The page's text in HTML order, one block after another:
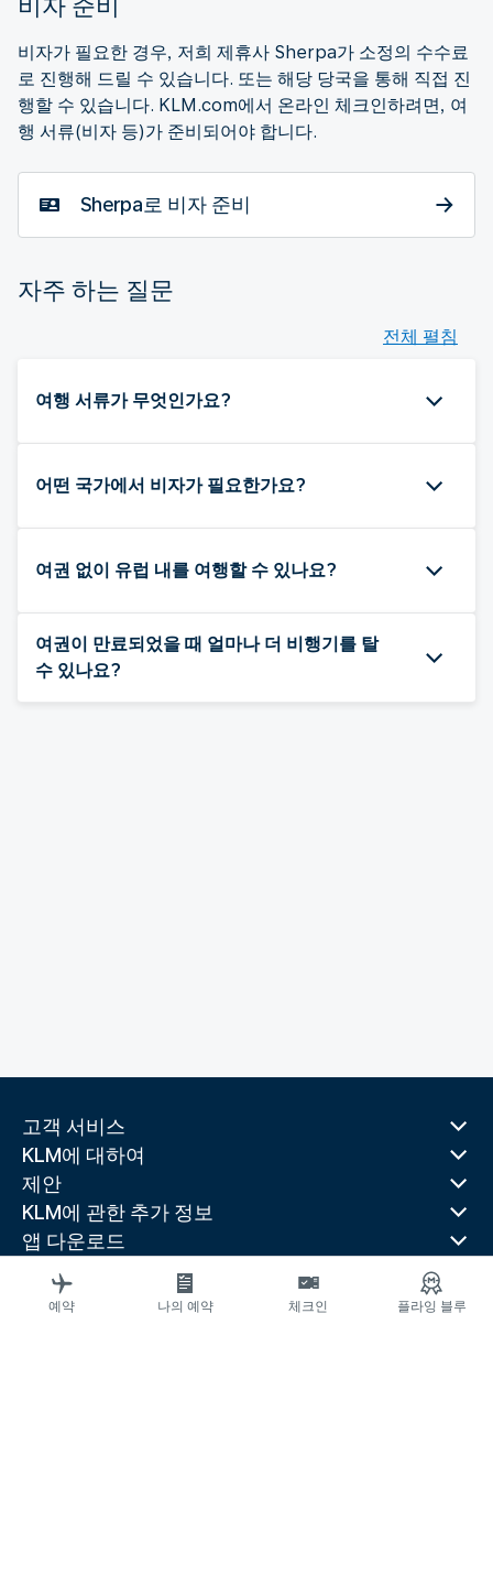
비자가 필요한 경우, 저희 제휴사 Sherpa가 소정의 수수료
로 진행해 드릴 수 있습니다. 또는 해당 당국을 통해 직접 진
행할 수 있습니다. KLM.com에서 온라인 체크인하려면, 여
행 서류(비자 등)가 준비되어야 합니다.
Sherpa로 비자 준비
자주 하는 질문
전체 펼침
여행 서류가 무엇인가요?
어떤 국가에서 비자가 필요한가요?
여권 없이 유럽 내를 여행할 수 있나요?
여권이 만료되었을 때 얼마나 더 비행기를 탈
수 있나요?
고객 서비스
KLM에 대하여
제안
KLM에 관한 추가 정보
앱 다운로드
관련 웹 사이트
여행 가이드
예약 나의 예약 체크인 플라잉 블루